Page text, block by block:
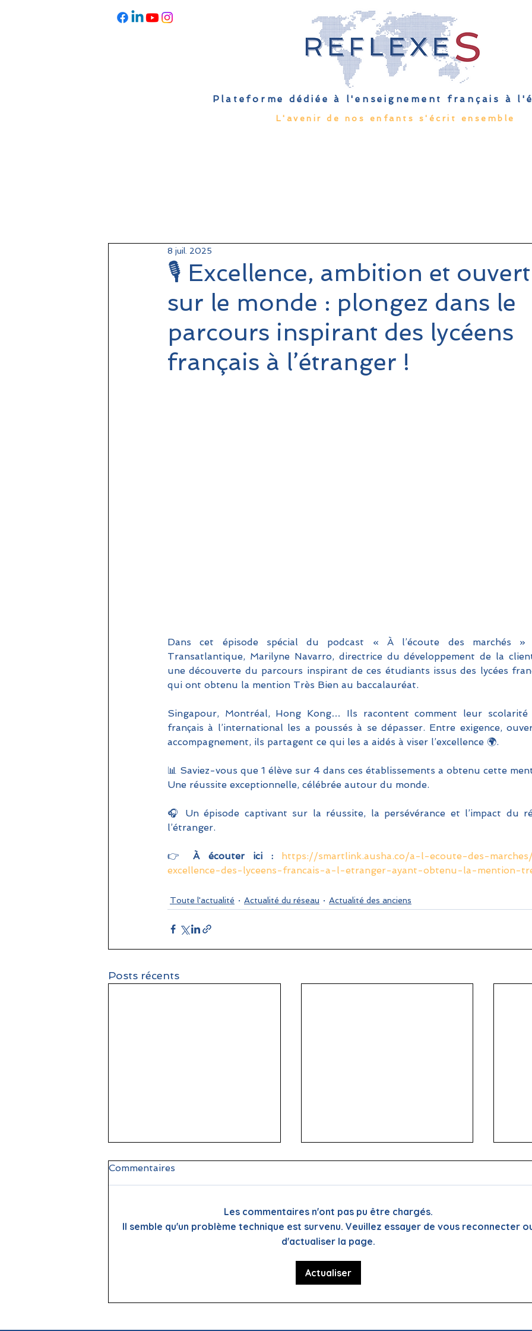
Plateforme dédiée à l'enseignement français à
L'avenir de nos enfants s'écrit ensemble
🎙️ Excellence, ambition et
sur le monde : plongez dans le
parcours inspirant des lycéens
français à l’étranger !
8 juil. 2025
Dans cet épisode spécial du podcast « À l’écoute des marchés
Transatlantique, Marilyne Navarro, directrice du développement de la
une découverte du parcours inspirant de ces étudiants issus des lycées
qui ont obtenu la mention Très Bien au baccalauréat.
Singapour, Montréal, Hong Kong… Ils racontent comment leur scolarité
français à l’international les a poussés à se dépasser. Entre exigence,
accompagnement, ils partagent ce qui les a aidés à viser l’excellence 🌍.
📊 Saviez-vous que 1 élève sur 4 dans ces établissements a obtenu cette
Une réussite exceptionnelle, célébrée autour du monde.
🎧 Un épisode captivant sur la réussite, la persévérance et l’impact du
l’étranger.
👉 À écouter ici : https://smartlink.ausha.co/a-l-ecoute-des-
excellence-des-lyceens-francais-a-l-etranger-ayant-obtenu-la-mention-
Toute l'actualité Actualité du réseau Actualité des anciens
Posts récents
🌞 Pause estivale pour
ReflexeS : à très vite pour
la rentrée !
Commentaires
Les commentaires n'ont pas pu être chargés.
Il semble qu'un problème technique est survenu. Veuillez essayer de vous reconnecter
d'actualiser la page.
Actualiser